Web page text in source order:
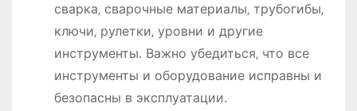
сварка‚ сварочные материалы‚ трубогибы‚
ключи‚ рулетки‚ уровни и другие
инструменты․ Важно убедиться‚ что все
инструменты и оборудование исправны и
безопасны в эксплуатации․